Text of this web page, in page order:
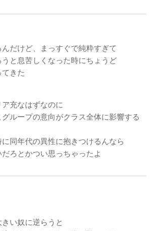
だけど、まっすぐで純粋すぎて
と息苦しくなった時にちょうど
きた
充なはずなのに
ループの意向がクラス全体に影響する
同年代の異性に抱きつけるんなら
ろとかつい思っちゃったよ
い奴に逆らうと